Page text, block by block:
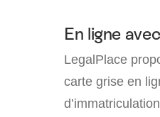
En ligne
LegalPlace
carte grise en